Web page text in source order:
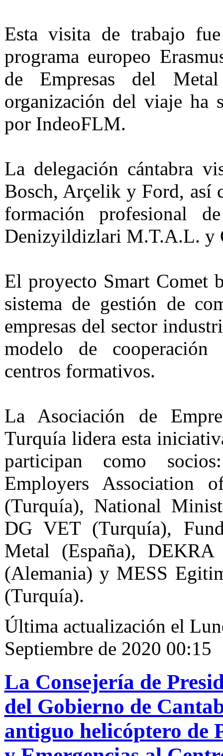
Esta visita de trabajo
programa europeo
de Empresas del
organización del viaje ha
por IndeoFLM.
La delegación cántabra
Bosch, Arçelik y Ford, así
formación profesional
Denizyildizlari M.T.A.L. y
El proyecto Smart Comet
sistema de gestión de
empresas del sector
modelo de cooperación
centros formativos.
La Asociación de
Turquía lidera esta
participan como
Employers Association
(Turquía), National
DG VET (Turquía),
Metal (España),
(Alemania) y MESS
(Turquía).
Última actualización el
Septiembre de 2020 00:15
La Consejería de
del Gobierno de
antiguo helicóptero de